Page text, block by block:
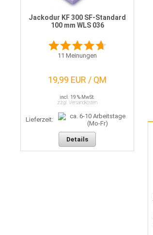
Jackodur KF 300 SF-Standard
100 mm WLS 036
11 Meinungen
19,99 EUR / QM
incl. 19 % MwSt.
zzgl. Versandkosten
Lieferzeit:
Details